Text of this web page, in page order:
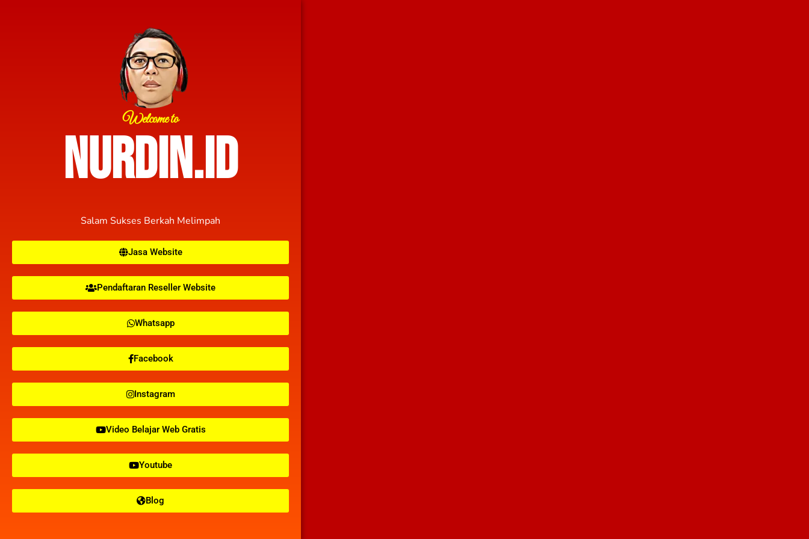
Welcome to
nurdin.id
Salam Sukses Berkah Melimpah
Jasa Website
Pendaftaran Reseller Website
Whatsapp
Facebook
Instagram
Video Belajar Web Gratis
Youtube
Blog